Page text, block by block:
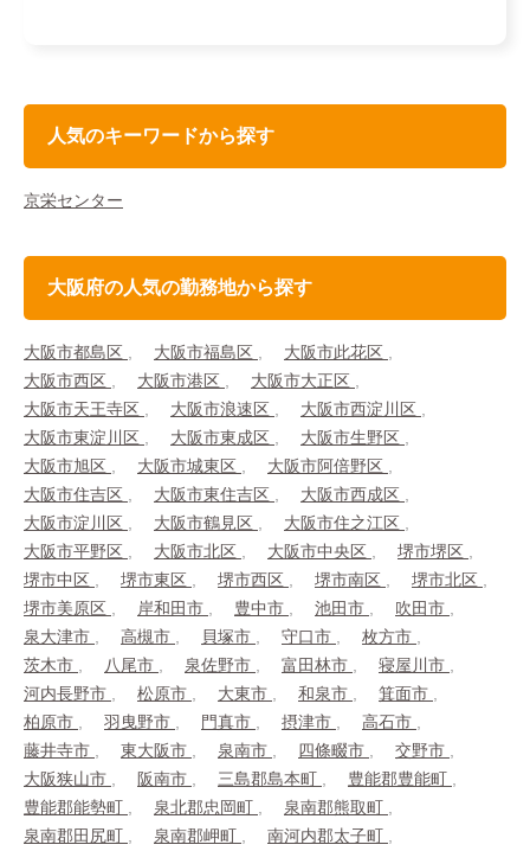
人気のキーワードから探す
京栄センター
大阪府の人気の勤務地から探す
大阪市都島区 大阪市福島区
大阪市此花区
大阪市西区
大阪市港区
大阪市大正区
大阪市天王寺区
大阪市浪速区
大阪市西淀川区
大阪市東淀川区
大阪市東成区
大阪市生野区
大阪市旭区
大阪市城東区
大阪市阿倍野区
大阪市住吉区
大阪市東住吉区
大阪市西成区
大阪市淀川区
大阪市鶴見区
大阪市住之江区
大阪市平野区
大阪市北区 大阪市中央区
堺市堺区
堺市中区
堺市東区 堺市西区 堺市南区
堺市北区
堺市美原区
岸和田市 豊中市 池田市
吹田市
泉大津市
高槻市 貝塚市 守口市
枚方市
茨木市
八尾市 泉佐野市 富田林市
寝屋川市
河内長野市
松原市 大東市 和泉市
箕面市
柏原市
羽曳野市 門真市 摂津市
高石市
藤井寺市
東大阪市 泉南市 四條畷市
交野市
大阪狭山市
阪南市 三島郡島本町
豊能郡豊能町
豊能郡能勢町
泉北郡忠岡町
泉南郡熊取町
泉南郡田尻町
泉南郡岬町
南河内郡太子町